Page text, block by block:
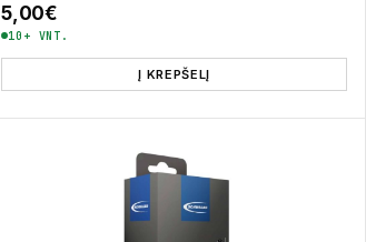
5,00€
10+ VNT.
Į KREPŠELĮ